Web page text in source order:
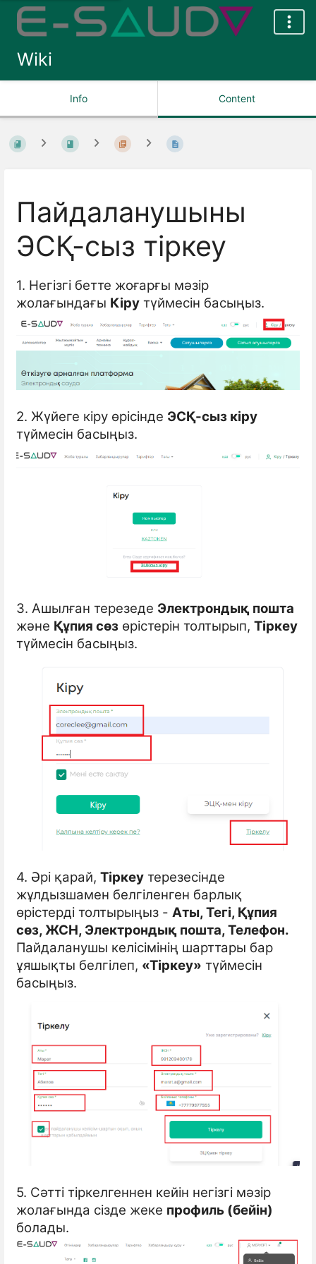
Wiki
Info Content
Пайдаланушыны
ЭСҚ-сыз тіркеу
1. Негізгі бетте жоғарғы мәзір
жолағындағы Кіру түймесін басыңыз.
2. Жүйеге кіру өрісінде ЭСҚ-сыз кіру
түймесін басыңыз.
3. Ашылған терезеде Электрондық пошта
және Құпия сөз өрістерін толтырып, Тіркеу
түймесін басыңыз.
4. Әрі қарай, Тіркеу терезесінде
жұлдызшамен белгіленген барлық
өрістерді толтырыңыз - Аты, Тегі, Құпия
сөз, ЖСН, Электрондық пошта, Телефон.
Пайдаланушы келісімінің шарттары бар
ұяшықты белгілеп, «Тіркеу» түймесін
басыңыз.
5. Сәтті тіркелгеннен кейін негізгі мәзір
жолағында сізде жеке профиль (бейін)
болады.